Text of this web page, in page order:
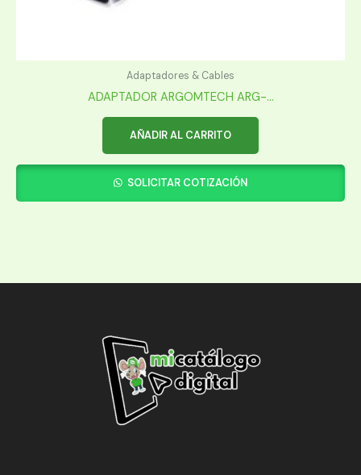
Adaptadores & Cables
ADAPTADOR ARGOMTECH ARG-...
AÑADIR AL CARRITO
SOLICITAR COTIZACIÓN